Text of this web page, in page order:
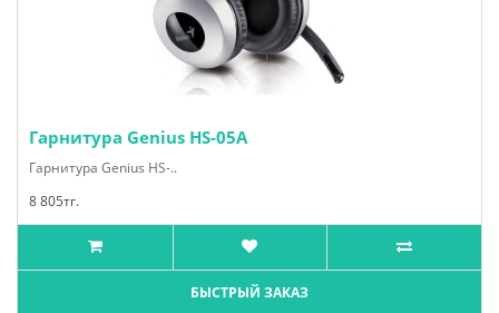
Гарнитура Genius HS-05A
Гарнитура Genius HS-..
8 805тг.
БЫСТРЫЙ ЗАКАЗ